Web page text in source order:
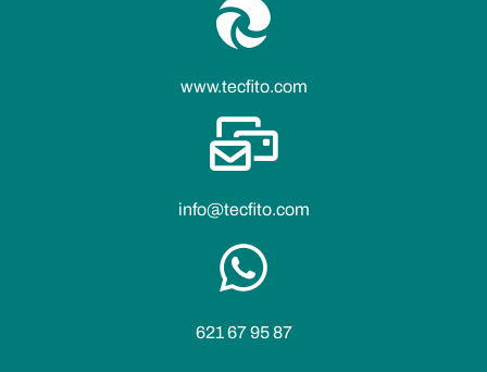
www.tecfito.com
info@tecfito.com
621 67 95 87